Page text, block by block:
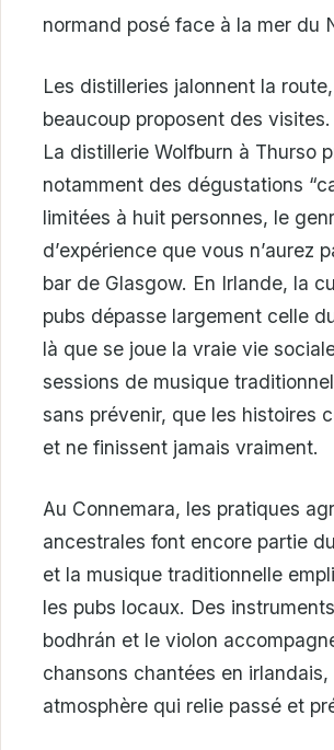
normand posé face à la mer du
Les distilleries jalonnent la
beaucoup proposent des visites.
La distillerie Wolfburn à Thurso
notamment des dégustations
limitées à huit personnes, le
d’expérience que vous n’aurez
bar de Glasgow. En Irlande, la
pubs dépasse largement celle
là que se joue la vraie vie
sessions de musique
sans prévenir, que les histoires
et ne finissent jamais vraiment.
Au Connemara, les pratiques
ancestrales font encore partie
et la musique traditionnelle
les pubs locaux. Des
bodhrán et le violon
chansons chantées en
atmosphère qui relie passé et